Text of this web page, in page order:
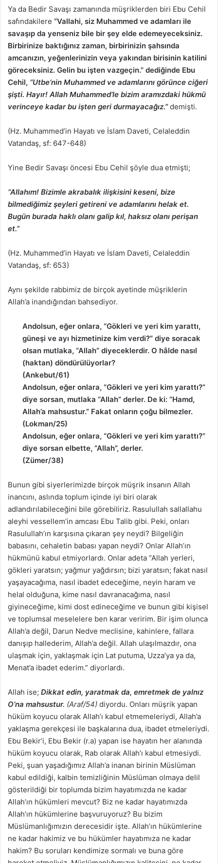
Ya da Bedir Savaşı zamanında müşriklerden biri Ebu Cehil
safındakilere “Vallahi, siz Muhammed ve adamları ile
savaşıp da yenseniz bile bir şey elde edemeyeceksiniz.
Birbirinize baktığınız zaman, birbirinizin şahsında
amcanızın, yeğenlerinizin veya yakından birisinin katilini
göreceksiniz. Gelin bu işten vazgeçin.” dediğinde Ebu
Cehil, “Utbe’nin Muhammed ve adamlarını görünce ciğeri
şişti. Hayır! Allah Muhammed’le bizim aramızdaki hükmü
verinceye kadar bu işten geri durmayacağız.” demişti.
(Hz. Muhammed’in Hayatı ve İslam Daveti, Celaleddin
Vatandaş, sf: 647-648)
Yine Bedir Savaşı öncesi Ebu Cehil şöyle dua etmişti;
“Allahım! Bizimle akrabalık ilişkisini keseni, bize
bilmediğimiz şeyleri getireni ve adamlarını helak et.
Bugün burada haklı olanı galip kıl, haksız olanı perişan
et.”
(Hz. Muhammed’in Hayatı ve İslam Daveti, Celaleddin
Vatandaş, sf: 653)
Aynı şekilde rabbimiz de birçok ayetinde müşriklerin
Allah’a inandığından bahsediyor.
Andolsun, eğer onlara, “Gökleri ve yeri kim yarattı,
güneşi ve ayı hizmetinize kim verdi?” diye soracak
olsan mutlaka, “Allah” diyeceklerdir. O hâlde nasıl
(haktan) döndürülüyorlar?
(Ankebut/61)
Andolsun, eğer onlara, “Gökleri ve yeri kim yarattı?”
diye sorsan, mutlaka “Allah” derler. De ki: “Hamd,
Allah’a mahsustur.” Fakat onların çoğu bilmezler.
(Lokman/25)
Andolsun, eğer onlara, “Gökleri ve yeri kim yarattı?”
diye sorsan elbette, “Allah”, derler.
(Zümer/38)
Bunun gibi siyerlerimizde birçok müşrik insanın Allah
inancını, aslında toplum içinde iyi biri olarak
adlandırılabileceğini bile görebiliriz. Rasulullah sallallahu
aleyhi vessellem’in amcası Ebu Talib gibi. Peki, onları
Rasulullah’ın karşısına çıkaran şey neydi? Bilgeliğin
babasını, cehaletin babası yapan neydi? Onlar Allah’ın
hükmünü kabul etmiyorlardı. Onlar adeta “Allah yerleri,
gökleri yaratsın; yağmur yağdırsın; bizi yaratsın; fakat nasıl
yaşayacağıma, nasıl ibadet edeceğime, neyin haram ve
helal olduğuna, kime nasıl davranacağıma, nasıl
giyineceğime, kimi dost edineceğime ve bunun gibi kişisel
ve toplumsal meselelere ben karar veririm. Bir işim olunca
Allah’a değil, Darun Nedve meclisine, kahinlere, fallara
danışıp hallederim, Allah’a değil. Allah ulaşılmazdır, ona
ulaşmak için, yaklaşmak için Lat putuma, Uzza’ya ya da,
Menat’a ibadet ederim.” diyorlardı.
Allah ise; Dikkat edin, yaratmak da, emretmek de yalnız
O’na mahsustur. (Araf/54) diyordu. Onları müşrik yapan
hüküm koyucu olarak Allah’ı kabul etmemeleriydi, Allah’a
yaklaşma gerekçesi ile başkalarına dua, ibadet etmeleriydi.
Ebu Bekir’i, Ebu Bekir (r.a) yapan ise hayatın her alanında
hüküm koyucu olarak, Rab olarak Allah’ı kabul etmesiydi.
Peki, şuan yaşadığımız Allah’a inanan birinin Müslüman
kabul edildiği, kalbin temizliğinin Müslüman olmaya delil
gösterildiği bir toplumda bizim hayatımızda ne kadar
Allah’ın hükümleri mevcut? Biz ne kadar hayatımızda
Allah’ın hükümlerine başvuruyoruz? Bu bizim
Müslümanlığımızın derecesidir işte. Allah’ın hükümlerine
ne kadar hakimiz ve bu hükümler hayatımıza ne kadar
hakim? Bu soruları kendimize sormalı ve buna göre